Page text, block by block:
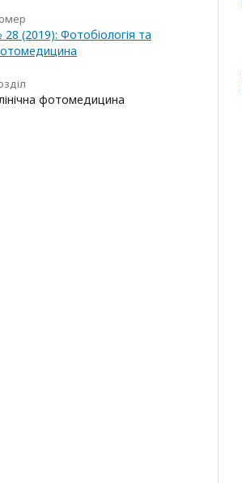
(2019): Фотобіологія та
фотомедицина